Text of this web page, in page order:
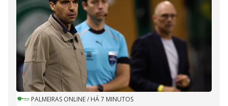
PALMEIRAS ONLINE/ HÁ 7 MINUTOS